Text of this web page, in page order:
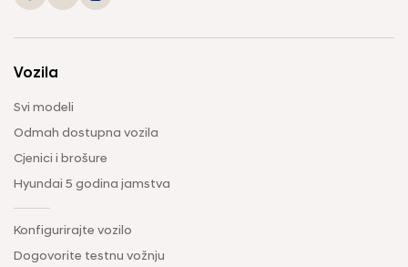
Vozila
Svi modeli
Odmah dostupna vozila
Cjenici i brošure
Hyundai 5 godina jamstva
Konfigurirajte vozilo
Dogovorite testnu vožnju